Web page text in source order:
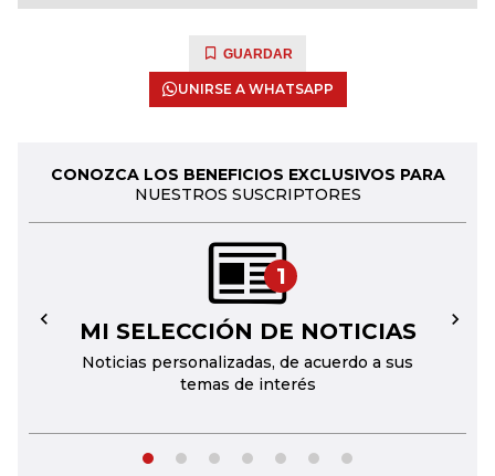
GUARDAR
UNIRSE A WHATSAPP
CONOZCA LOS BENEFICIOS EXCLUSIVOS PARA
NUESTROS SUSCRIPTORES
1
MI SELECCIÓN DE NOTICIAS
Noticias personalizadas, de acuerdo a sus
temas de interés
← →